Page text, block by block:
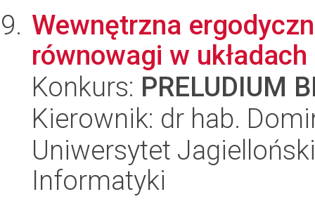
Wewnętrzna
równowagi w
Konkurs: PRELUDIUM
Kierownik: dr hab.
Uniwersytet
Informatyki